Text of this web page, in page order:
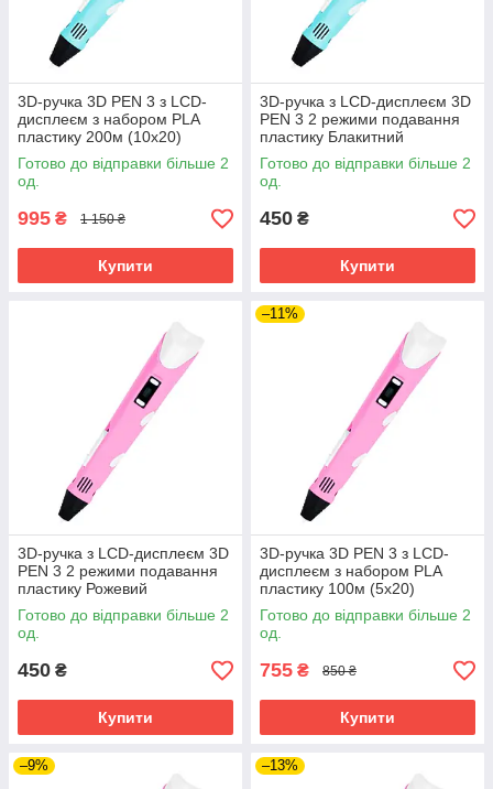
3D-ручка 3D PEN 3 з LCD-
дисплеєм з набором PLA
пластику 200м (10х20)
Блакитний
Готово до відправки більше 2
од.
995 ₴ 1 150 ₴
Купити
3D-ручка з LCD-дисплеєм 3D
PEN 3 2 режими подавання
пластику Блакитний
Готово до відправки більше 2
од.
450 ₴
Купити
3D-ручка з LCD-дисплеєм 3D
PEN 3 2 режими подавання
пластику Рожевий
Готово до відправки більше 2
од.
450 ₴
Купити
–11%
3D-ручка 3D PEN 3 з LCD-
дисплеєм з набором PLA
пластику 100м (5х20)
Рожевий
Готово до відправки більше 2
од.
755 ₴ 850 ₴
Купити
–9% –13%